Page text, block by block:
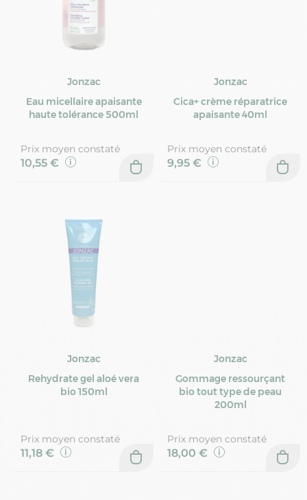
Jonzac
Eau micellaire apaisante
haute tolérance 500ml
Prix moyen constaté
10,55 €
Jonzac
Cica+ crème réparatrice
apaisante 40ml
Prix moyen constaté
9,95 €
Jonzac
Rehydrate gel aloé vera
bio 150ml
Prix moyen constaté
11,18 €
Jonzac
Gommage ressourçant
bio tout type de peau
200ml
Prix moyen constaté
18,00 €